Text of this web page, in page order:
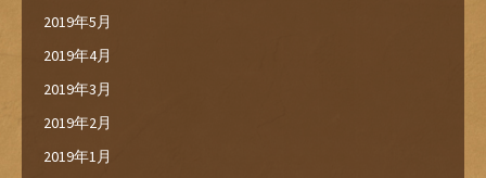
2019年5月
2019年4月
2019年3月
2019年2月
2019年1月